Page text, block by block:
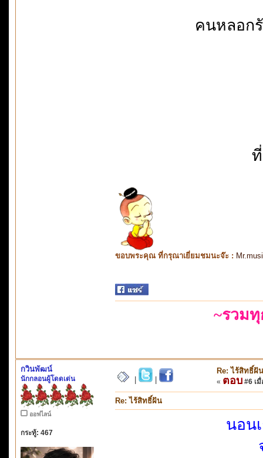
คนหลอก
ขอบพระคุณ ที่กรุณาเยี่ยมชมนะจ๊ะ :
~รวม
กวินพัฒน์
นักกลอนผู้โดดเด่น
ออฟไลน์
กระทู้: 467
Re: ไร้สิทธิ์ฝัน
« ตอบ #6 เมื่
Re: ไร้สิทธิ์ฝัน
นอน